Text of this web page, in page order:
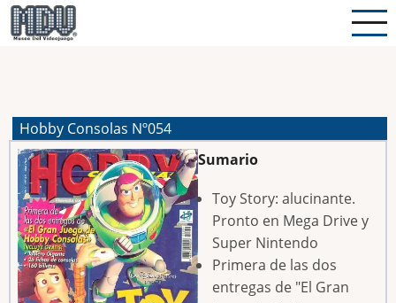
Pasar
al
Hobby Consolas Nº054
Sumario
Toy Story: alucinante.
Pronto en Mega Drive y
Super Nintendo
Primera de las dos
entregas de "El Gran